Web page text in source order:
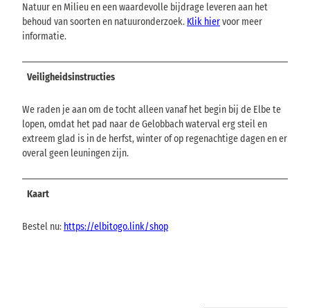
Natuur en Milieu en een waardevolle bijdrage leveren aan het
behoud van soorten en natuuronderzoek. Klik hiervoor meer
informatie.
Veiligheidsinstructies
We raden je aan om de tocht alleen vanaf het begin bij de Elbe te
lopen, omdat het pad naar de Gelobbach waterval erg steil en
extreem glad is in de herfst, winter of op regenachtige dagen en er
overal geen leuningen zijn.
Kaart
Bestel nu: https://elbitogo.link/shop